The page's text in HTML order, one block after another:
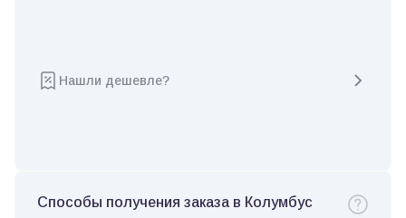
Нашли дешевле?
Способы получения заказа в Колумбус